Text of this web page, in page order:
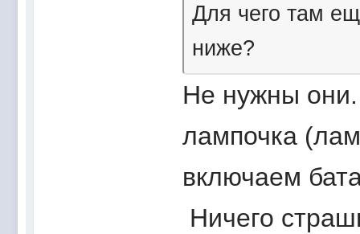
Для чего там
ниже?
Не нужны
лампочка
включаем
Ничего